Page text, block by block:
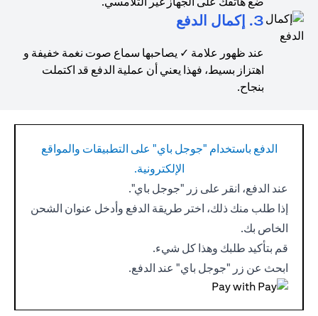
3. إكمال الدفع
عند ظهور علامة ✓ يصاحبها سماع صوت نغمة خفيفة و
اهتزاز بسيط، فهذا يعني أن عملية الدفع قد اكتملت
بنجاح.
الدفع باستخدام "جوجل باي" على التطبيقات والمواقع
الإلكترونية.
عند الدفع، انقر على زر "جوجل باي".
إذا طلب منك ذلك، اختر طريقة الدفع وأدخل عنوان الشحن
الخاص بك.
قم بتأكيد طلبك وهذا كل شيء.
ابحث عن زر "جوجل باي" عند الدفع.